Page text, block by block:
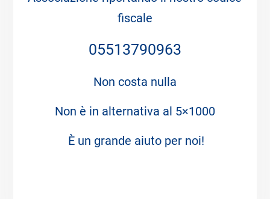
fiscale
05513790963
Non costa nulla
Non è in alternativa al 5×1000
È un grande aiuto per noi!